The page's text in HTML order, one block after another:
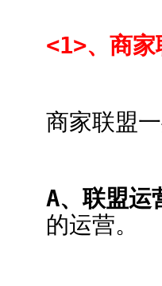
<1>、商
商家联盟
A、联盟运
的运营。